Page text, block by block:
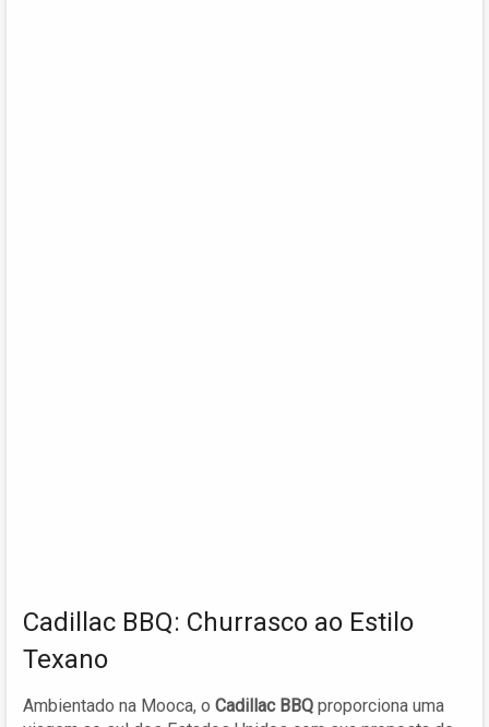
Cadillac BBQ: Churrasco ao Estilo
Texano
Ambientado na Mooca, o Cadillac BBQ proporciona uma